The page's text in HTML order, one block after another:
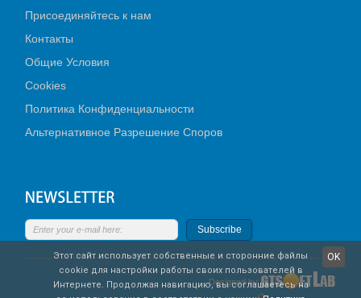
Присоединяйтесь к нам
Контакты
Общие Условия
Cookies
Политика Конфиденциальности
Альтернативное Разрешение Споров
Subscribe
Designed by
OK
Этот сайт использует собственные и сторонние файлы
cookie для настройки работы своих пользователей в
Интернете. Продолжая навигацию, вы соглашаетесь на